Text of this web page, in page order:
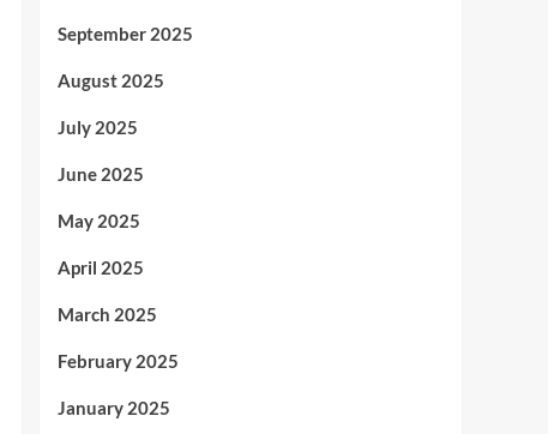
September 2025
August 2025
July 2025
June 2025
May 2025
April 2025
March 2025
February 2025
January 2025